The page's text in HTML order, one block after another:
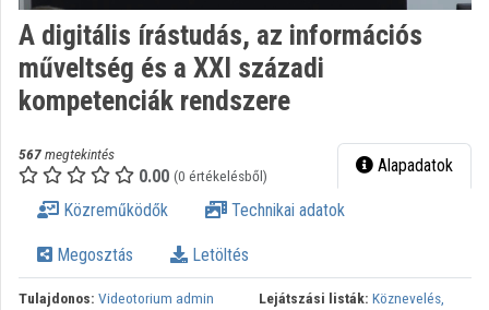
Intézményi felfedezés
Kategóriák
Intézmények
A digitális írástudás, az információs
műveltség és a XXI századi
kompetenciák rendszere
567megtekintés
0.00 (0 értékelésből) Alapadatok
Közreműködők Technikai adatok
Megosztás Letöltés
Tulajdonos: Videotorium admin Lejátszási listák: Köznevelés,